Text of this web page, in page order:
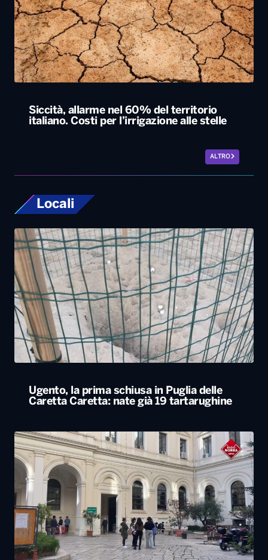
Siccità, allarme nel 60% del territorio
italiano. Costi per l’irrigazione alle stelle
ALTRO
Locali
Ugento, la prima schiusa in Puglia delle
Caretta Caretta: nate già 19 tartarughine